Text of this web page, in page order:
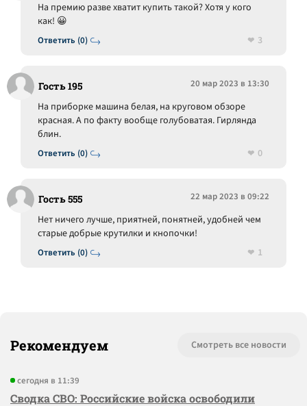
Ответить (0)
На премию разве хватит купить такой? Хотя у кого
как! 😀
3
Гость 195 20 мар 2023 в 13:30
Ответить (0)
На приборке машина белая, на круговом обзоре
красная. А по факту вообще голубоватая. Гирлянда
блин.
0
Гость 555 22 мар 2023 в 09:22
Ответить (0)
Нет ничего лучше, приятней, понятней, удобней чем
старые добрые крутилки и кнопочки!
1
Рекомендуем Смотреть все новости
сегодня в 11:39
Сводка СВО: Российские войска освободили